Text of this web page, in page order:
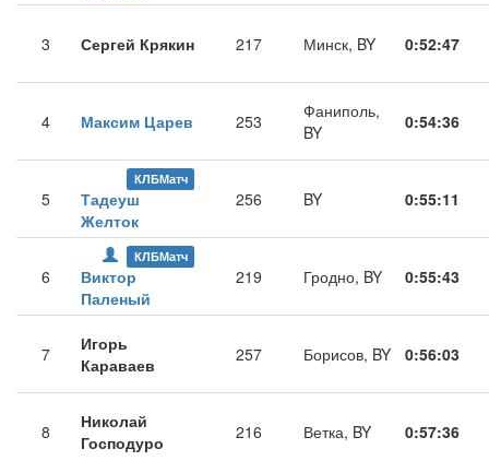
3 Сергей Крякин 217 Минск, BY 0:52:47
4 Максим Царев 253
Фаниполь,
BY
0:54:36
5
КЛБМатч
Тадеуш
Желток
256 BY 0:55:11
6
КЛБМатч
Виктор
Паленый
219 Гродно, BY 0:55:43
7
Игорь
Караваев
257 Борисов, BY 0:56:03
8
Николай
Господуро
216 Ветка, BY 0:57:36